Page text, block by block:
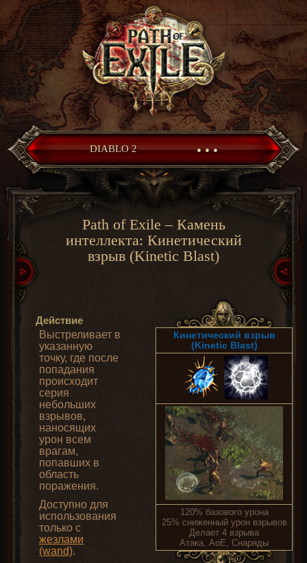
DIABLO 2 • • •
Path of Exile – Камень
интеллекта: Кинетический
взрыв (Kinetic Blast)
Действие
Выстреливает в
указанную
точку, где после
попадания
происходит
серия
небольших
взрывов,
наносящих
урон всем
врагам,
попавших в
область
поражения.
Доступно для
использования
только с
жезлами
(wand).
Кинетический взрыв
(Kinetic Blast)
120% базового урона
25% сниженный урон взрывов
Делает 4 взрыва
Атака, AoE, Снаряды